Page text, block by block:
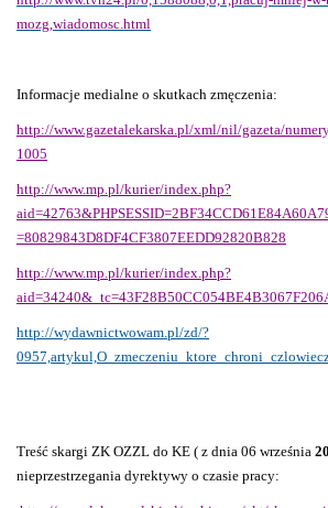
mozg,wiadomosc.html
Informacje medialne o skutkach zmęczenia:
http://www.gazetalekarska.pl/xml/nil/gazeta/
1005
http://www.mp.pl/kurier/index.php?
=80829843D8DF4CF3807EEDD92820B828
http://www.mp.pl/kurier/index.php?
http://wydawnictwowam.pl/zd/?
Treść skargi ZK OZZL do KE ( z dnia 06 września
nieprzestrzegania dyrektywy o czasie pracy: